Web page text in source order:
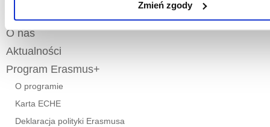
Zmień zgody
O nas
Aktualności
Program Erasmus+
O programie
Karta ECHE
Deklaracja polityki Erasmusa